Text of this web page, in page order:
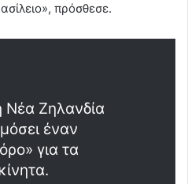
πρόσθεσε.
Νέα Ζηλανδία
έναν
για τα